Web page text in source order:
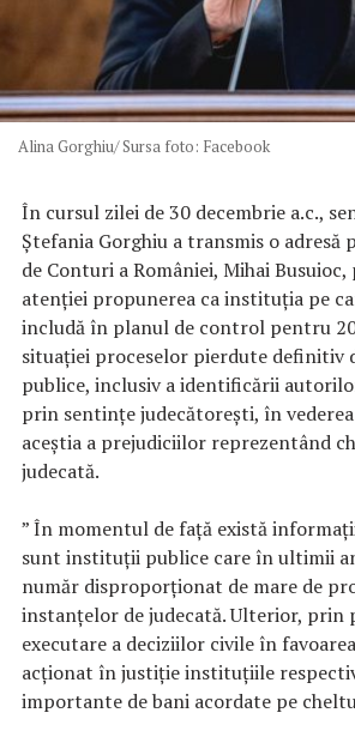
Alina Gorghiu/ Sursa foto: Facebook
În cursul zilei de 30 decembrie a.c.,
Ștefania Gorghiu a transmis o adresă
de Conturi a României, Mihai
atenției propunerea ca instituția pe
includă în planul de control pentru
situației proceselor pierdute definitiv
publice, inclusiv a identificării
prin sentințe judecătorești, în
aceștia a prejudiciilor reprezentând
judecată.
” În momentul de față există
sunt instituții publice care în ultimii
număr disproporționat de mare de
instanțelor de judecată. Ulterior, prin
executare a deciziilor civile în
acționat în justiție instituțiile
importante de bani acordate pe